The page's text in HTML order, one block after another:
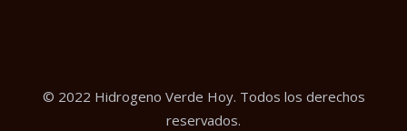
© 2022 Hidrogeno Verde Hoy. Todos los derechos
reservados.